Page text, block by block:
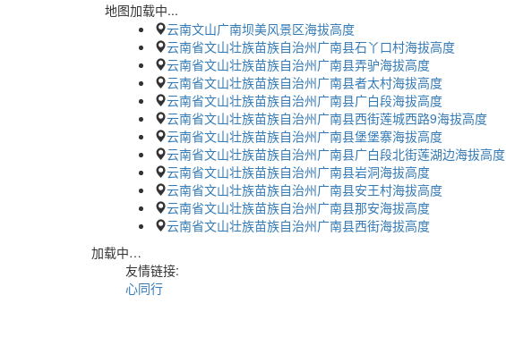
地图加载中...
云南文山广南坝美风景区海拔高度
云南省文山壮族苗族自治州广南县石丫口村海拔高度
云南省文山壮族苗族自治州广南县弄驴海拔高度
云南省文山壮族苗族自治州广南县者太村海拔高度
云南省文山壮族苗族自治州广南县广白段海拔高度
云南省文山壮族苗族自治州广南县西街莲城西路9海拔高度
云南省文山壮族苗族自治州广南县堡堡寨海拔高度
云南省文山壮族苗族自治州广南县广白段北街莲湖边海拔高度
云南省文山壮族苗族自治州广南县岩洞海拔高度
云南省文山壮族苗族自治州广南县安王村海拔高度
云南省文山壮族苗族自治州广南县那安海拔高度
云南省文山壮族苗族自治州广南县西街海拔高度
加载中…
友情链接:
心同行